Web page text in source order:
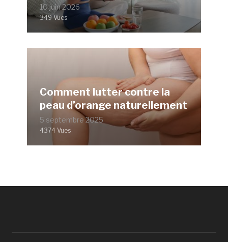
10 juin 2026
349 Vues
Comment lutter contre la
peau d’orange naturellement
5 septembre 2025
4374 Vues